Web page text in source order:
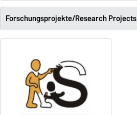
Forschungsprojekte/Research Projects